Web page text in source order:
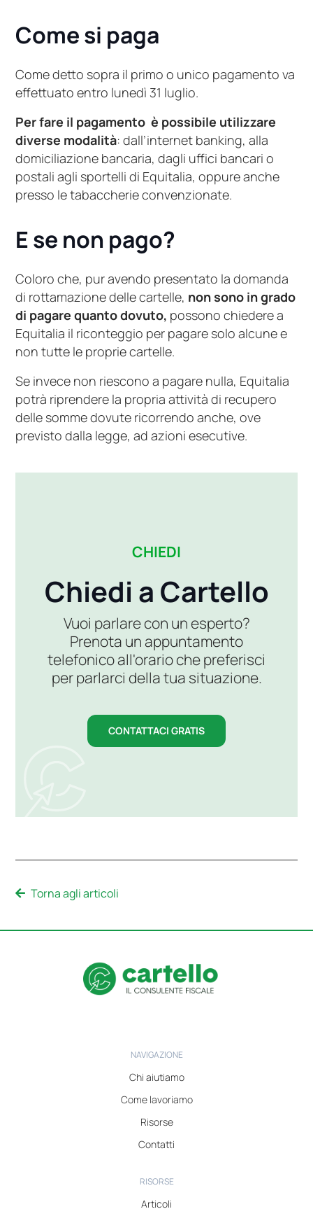
Come si paga
Come detto sopra il primo o unico pagamento va
effettuato entro lunedì 31 luglio.
Per fare il pagamento è possibile utilizzare
diverse modalità: dall’internet banking, alla
domiciliazione bancaria, dagli uffici bancari o
postali agli sportelli di Equitalia, oppure anche
presso le tabaccherie convenzionate.
E se non pago?
Coloro che, pur avendo presentato la domanda
di rottamazione delle cartelle, non sono in grado
di pagare quanto dovuto, possono chiedere a
Equitalia il riconteggio per pagare solo alcune e
non tutte le proprie cartelle.
Se invece non riescono a pagare nulla, Equitalia
potrà riprendere la propria attività di recupero
delle somme dovute ricorrendo anche, ove
previsto dalla legge, ad azioni esecutive.
CHIEDI
Chiedi a Cartello
Vuoi parlare con un esperto?
Prenota un appuntamento
telefonico all'orario che preferisci
per parlarci della tua situazione.
CONTATTACI GRATIS
Torna agli articoli
NAVIGAZIONE
Chi aiutiamo
Come lavoriamo
Risorse
Contatti
RISORSE
Articoli